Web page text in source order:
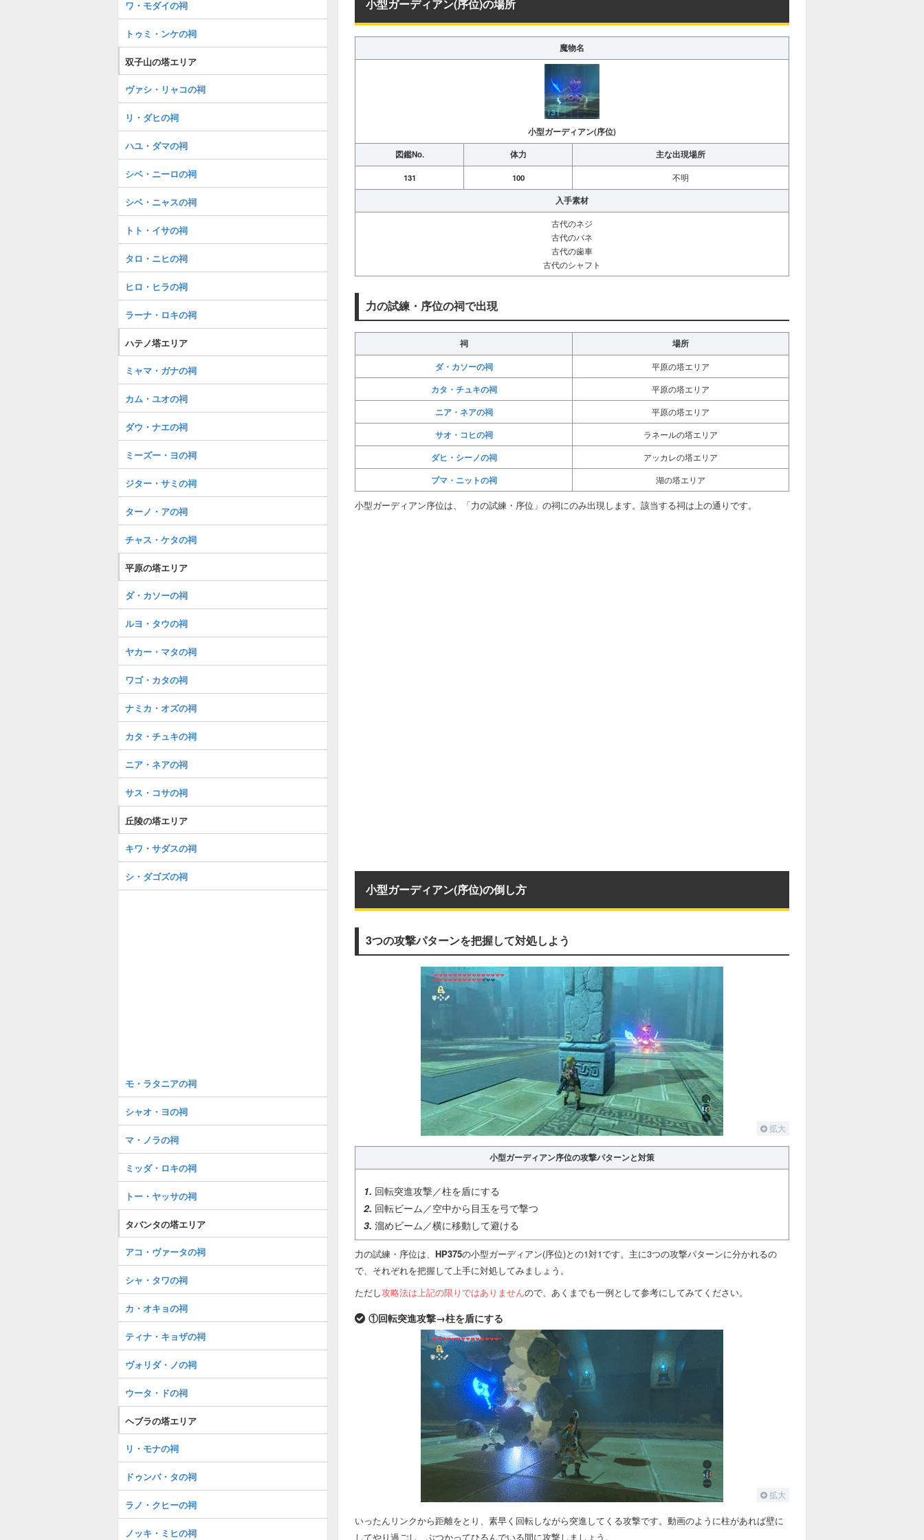
小型ガーディアン(序位)の場所
魔物名
小型ガーディアン(序位)
図鑑No.
体力
主な出現場所
131
100 不明
入手素材
古代のネジ
古代のバネ
古代の歯車
古代のシャフト
力の試練・序位の祠で出現
祠 場所
ダ・カソーの祠 平原の塔エリア
カタ・チュキの祠 平原の塔エリア
ニア・ネアの祠 平原の塔エリア
サオ・コヒの祠 ラネールの塔エリア
ダヒ・シーノの祠 アッカレの塔エリア
プマ・ニットの祠 湖の塔エリア
小型ガーディアン序位は、「力の試練・序位」の祠にのみ出現します。該当する祠は上の通りです。
小型ガーディアン(序位)の倒し方
3つの攻撃パターンを把握して対処しよう
拡大
小型ガーディアン序位の攻撃パターンと対策
回転突進攻撃／柱を盾にする
回転ビーム／空中から目玉を弓で撃つ
溜めビーム／横に移動して避ける
力の試練・序位は、 HP375の小型ガーディアン(序位)との1対1です。主に3つの攻撃パターンに分かれるの
で、それぞれを把握して上手に対処してみましょう。
ただし攻略法は上記の限りではありませんので、あくまでも一例として参考にしてみてください。
①回転突進攻撃→柱を盾にする
拡大
いったんリンクから距離をとり、素早く回転しながら突進してくる攻撃です。動画のように柱があれば壁に
してやり過ごし、ぶつかってひるんでいる間に攻撃しましょう。
ワ・モダイの祠
トゥミ・ンケの祠
双子山の塔エリア
ヴァシ・リャコの祠
リ・ダヒの祠
ハユ・ダマの祠
シベ・ニーロの祠
シベ・ニャスの祠
トト・イサの祠
タロ・ニヒの祠
ヒロ・ヒラの祠
ラーナ・ロキの祠
ハテノ塔エリア
ミャマ・ガナの祠
カム・ユオの祠
ダウ・ナエの祠
ミーズー・ヨの祠
ジター・サミの祠
ターノ・アの祠
チャス・ケタの祠
平原の塔エリア
ダ・カソーの祠
ルヨ・タウの祠
ヤカー・マタの祠
ワゴ・カタの祠
ナミカ・オズの祠
カタ・チュキの祠
ニア・ネアの祠
サス・コサの祠
丘陵の塔エリア
キワ・サダスの祠
シ・ダゴズの祠
モ・ラタニアの祠
シャオ・ヨの祠
マ・ノラの祠
ミッダ・ロキの祠
トー・ヤッサの祠
タバンタの塔エリア
アコ・ヴァータの祠
シャ・タワの祠
カ・オキョの祠
ティナ・キョザの祠
ヴォリダ・ノの祠
ウータ・ドの祠
ヘブラの塔エリア
リ・モナの祠
ドゥンバ・タの祠
ラノ・クヒーの祠
ノッキ・ミヒの祠